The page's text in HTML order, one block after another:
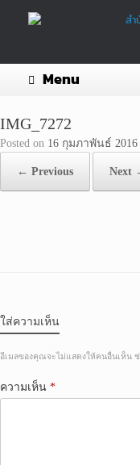
Menu
IMG_7272
Posted on 16 กุมภาพันธ์ 2016
← Previous Next
ใส่ความเห็น
อีเมลของคุณจะไม่แสดงให้คนอื่นเห็น
ความเห็น *